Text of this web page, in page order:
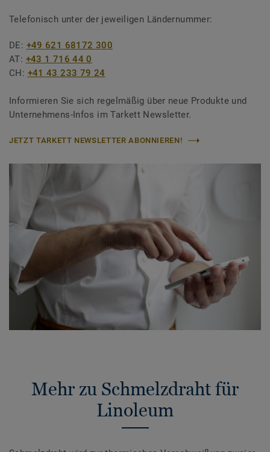
Telefonisch unter der jeweiligen Ländernummer:
DE: +49 621 68172 300
AT: +43 1 716 44 0
CH: +41 43 233 79 24
Informieren Sie sich regelmäßig über neue Produkte und
Unternehmens-Infos im Tarkett Newsletter.
JETZT TARKETT NEWSLETTER ABONNIEREN!
Mehr zu Schmelzdraht für
Linoleum